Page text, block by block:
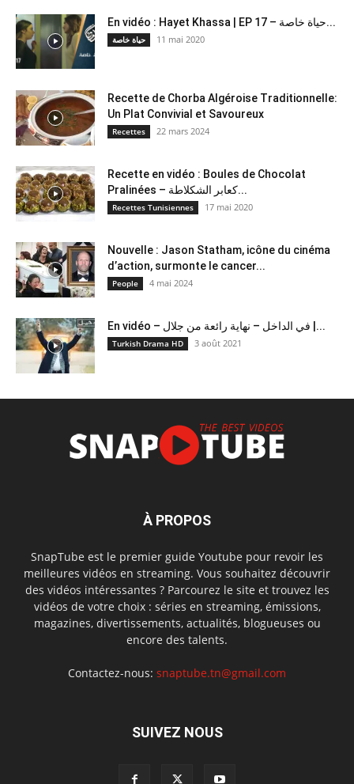
En vidéo : Hayet Khassa | EP 17 – حياة خاصة...
حياة خاصة 11 mai 2020
Recette de Chorba Algéroise Traditionnelle:
Un Plat Convivial et Savoureux
Recettes 22 mars 2024
Recette en vidéo : Boules de Chocolat
Pralinées – كعابر الشكلاطة...
Recettes Tunisiennes 17 mai 2020
Nouvelle : Jason Statham, icône du cinéma
d’action, surmonte le cancer...
People 4 mai 2024
En vidéo – في الداخل – نهاية رائعة من جلال |...
Turkish Drama HD 3 août 2021
À PROPOS
SnapTube est le premier guide Youtube pour revoir les
meilleures vidéos en streaming. Vous souhaitez découvrir
des vidéos intéressantes ? Parcourez le site et trouvez les
vidéos de votre choix : séries en streaming, émissions,
magazines, divertissements, actualités, blogueuses ou
encore des talents.
Contactez-nous: snaptube.tn@gmail.com
SUIVEZ NOUS